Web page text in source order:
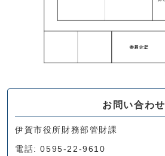
お問い合わせ
伊賀市役所財務部管財課
電話: 0595-22-9610